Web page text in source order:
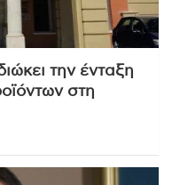
την ένταξη
στη